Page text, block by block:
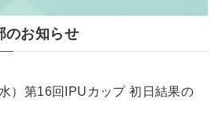
のお知らせ
）第16回IPUカップ 初日結果の